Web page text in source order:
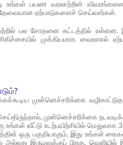
உங்கள் பயண வரலாற்றின்
ஏற்பாடுகளைச் செய்வார்கள்.
பல சோதனை கட்டத்தில் உள்ளன.
முக்கியமாக வைரஸால்
முன்னெச்சரிக்கை
முன்னெச்சரிக்கை
வீட்டு உடற்பயிற்சியில்
ஒரு பகுதியாகும், இது உங்கள்
அல்லது இருமலுக்குப் பிறகு,